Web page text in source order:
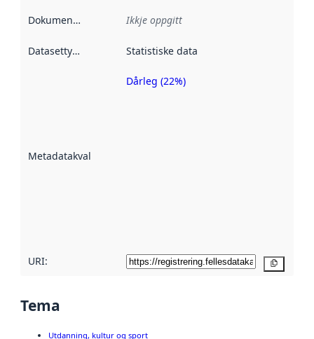
Dokumentasjon Ikkje oppgitt
Datasettype Statistiske data
Metadatakvalitet
Metadatakvalitet
Dårleg (22%)
URI:
Tema
Utdanning, kultur og sport